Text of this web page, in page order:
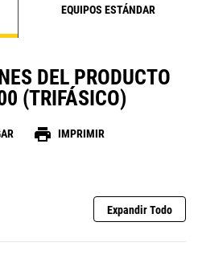
EQUIPOS ESTÁNDAR
DEL PRODUCTO
(TRIFÁSICO)
print IMPRIMIR
Expandir Todo